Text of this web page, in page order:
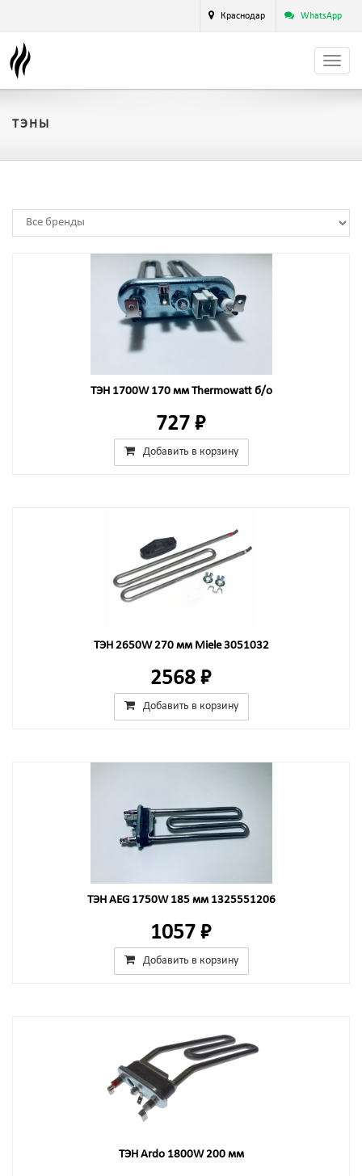
Краснодар WhatsApp
ТЭНЫ
ТЭН 1700W 170 мм Thermowatt б/о
727 ₽
Добавить в корзину
ТЭН 2650W 270 мм Miele 3051032
2568 ₽
Добавить в корзину
ТЭН AEG 1750W 185 мм 1325551206
1057 ₽
Добавить в корзину
ТЭН Ardo 1800W 200 мм